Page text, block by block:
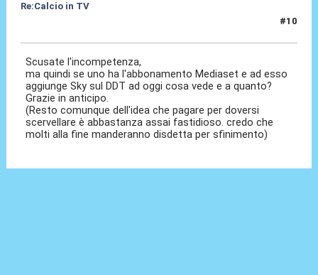
Re:Calcio in TV
#10
Scusate l'incompetenza,
ma quindi se uno ha l'abbonamento Mediaset e ad esso
aggiunge Sky sul DDT ad oggi cosa vede e a quanto?
Grazie in anticipo.
(Resto comunque dell'idea che pagare per doversi
scervellare è abbastanza assai fastidioso. credo che
molti alla fine manderanno disdetta per sfinimento)